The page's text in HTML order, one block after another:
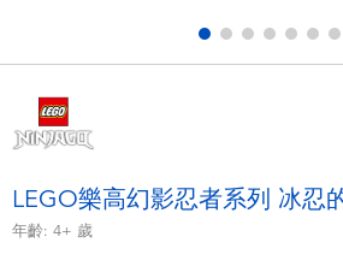
戶外及運動用品
毛毛公仔玩具
LEGO樂高幻影忍者系列 冰忍
年齡: 4+ 歲